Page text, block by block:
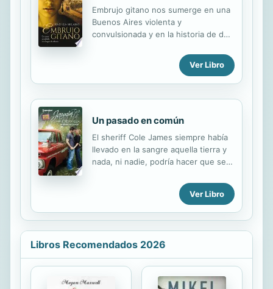
cuando fue sorprendido intentando
robar a Carlyle, Camille se vio
obligada a vencer su miedo y a
enfrentarse valerosamente con el
hombre cuya máscara ocultaba,
según decían, un rostro repulsivo. El
conde de Carlyle había vivido entre
Embrujo gitano nos sumerge en una
Buenos Aires violenta y
convulsionada y en la historia de dos
independientes que deberán evitar
que la traición de un hombre las
condene para siempre.
Ver Libro
Un pasado en común
El sheriff Cole James siempre había
llevado en la sangre aquella tierra y
nada, ni nadie, podría hacer que se
Ronnie, la mujer a la que siempre
había amado y que se había
marchado de su lado. Pero seis años
después de abandonar el pueblo por
la gran ciudad, estaba de nuevo en
Redemption para ayudar a su padre y
a su hermano, heridos en un
accidente. Era solo una visita
temporal... a menos que Cole lograse
Ver Libro
Libros Recomendados 2026